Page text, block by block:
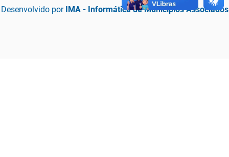
Desenvolvido por IMA - Informática de Municípios Associados